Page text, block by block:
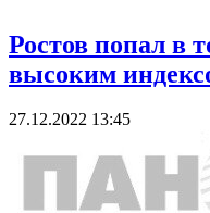
Ростов попал в
высоким
27.12.2022 13:45